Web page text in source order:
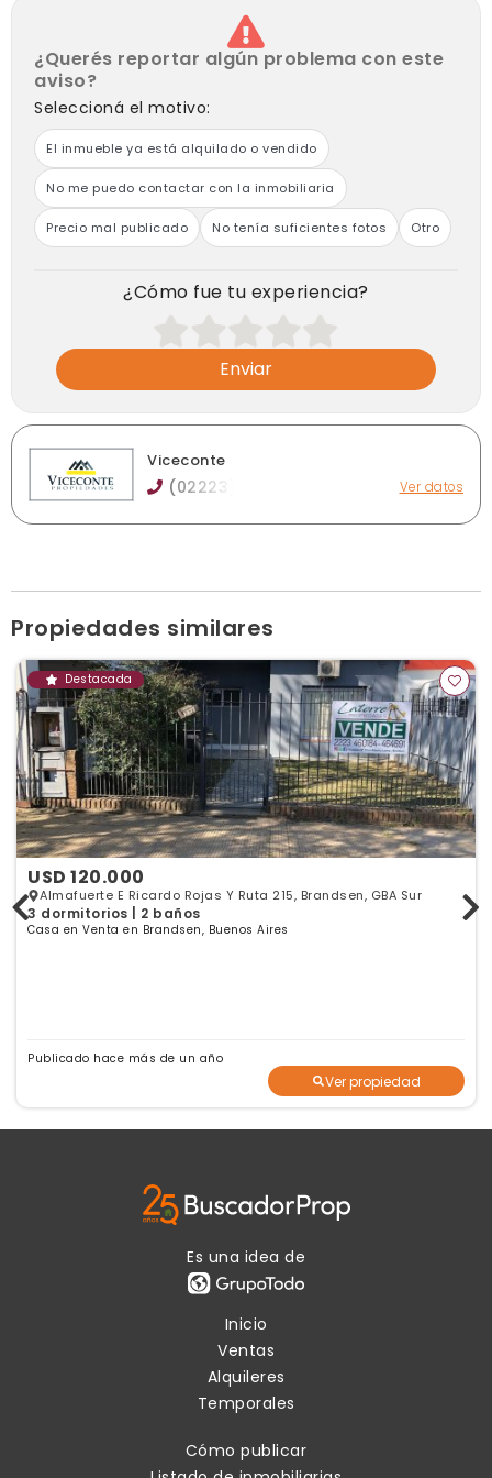
¿Querés reportar algún problema con este
aviso?
Seleccioná el motivo:
El inmueble ya está alquilado o vendido
No me puedo contactar con la inmobiliaria
Precio mal publicado No tenía suficientes fotos Otro
¿Cómo fue tu experiencia?
Enviar
Viceconte
(02223) Ver datos
Ver publicaciones de la inmobiliaria
Propiedades similares
Destacada
USD 120.000
Almafuerte E Ricardo Rojas Y Ruta 215, Brandsen, GBA Sur
3 dormitorios | 2 baños
Casa en Venta en Brandsen, Buenos Aires
Publicado hace más de un año
Ver propiedad
Es una idea de
Inicio
Ventas
Alquileres
Temporales
Cómo publicar